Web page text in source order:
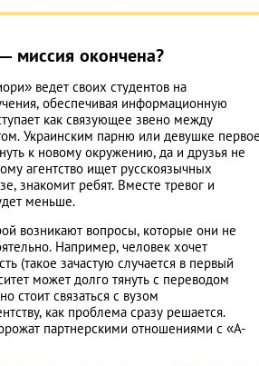
миссия окончена?
ведет своих студентов на
обеспечивая информационную
как связующее звено между
Украинским парню или девушке
к новому окружению, да и друзья не
агентство ищет русскоязычных
знакомит ребят. Вместе тревог и
меньше.
возникают вопросы, которые они не
Например, человек хочет
(такое зачастую случается в первый
может долго тянуть с переводом
стоит связаться с вузом
как проблема сразу решается.
партнерскими отношениями с «А-